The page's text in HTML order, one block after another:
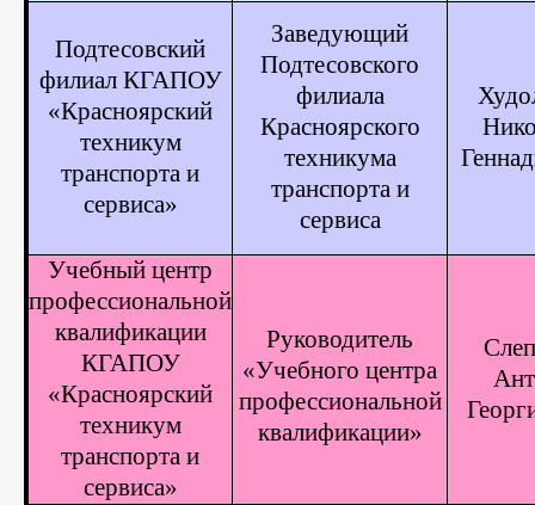
Подтесовский
филиал КГАПОУ
«Красноярский
техникум
транспорта и
сервиса»
Заведующий
Подтесовского
филиала
Красноярского
техникума
транспорта и
сервиса
Учебный центр
профессиональной
квалификации
КГАПОУ
«Красноярский
техникум
транспорта и
сервиса»
Руководитель
«Учебного центра
профессиональной
квалификации»